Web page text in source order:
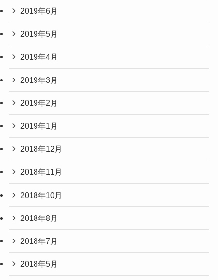
2019年6月
2019年5月
2019年4月
2019年3月
2019年2月
2019年1月
2018年12月
2018年11月
2018年10月
2018年8月
2018年7月
2018年5月